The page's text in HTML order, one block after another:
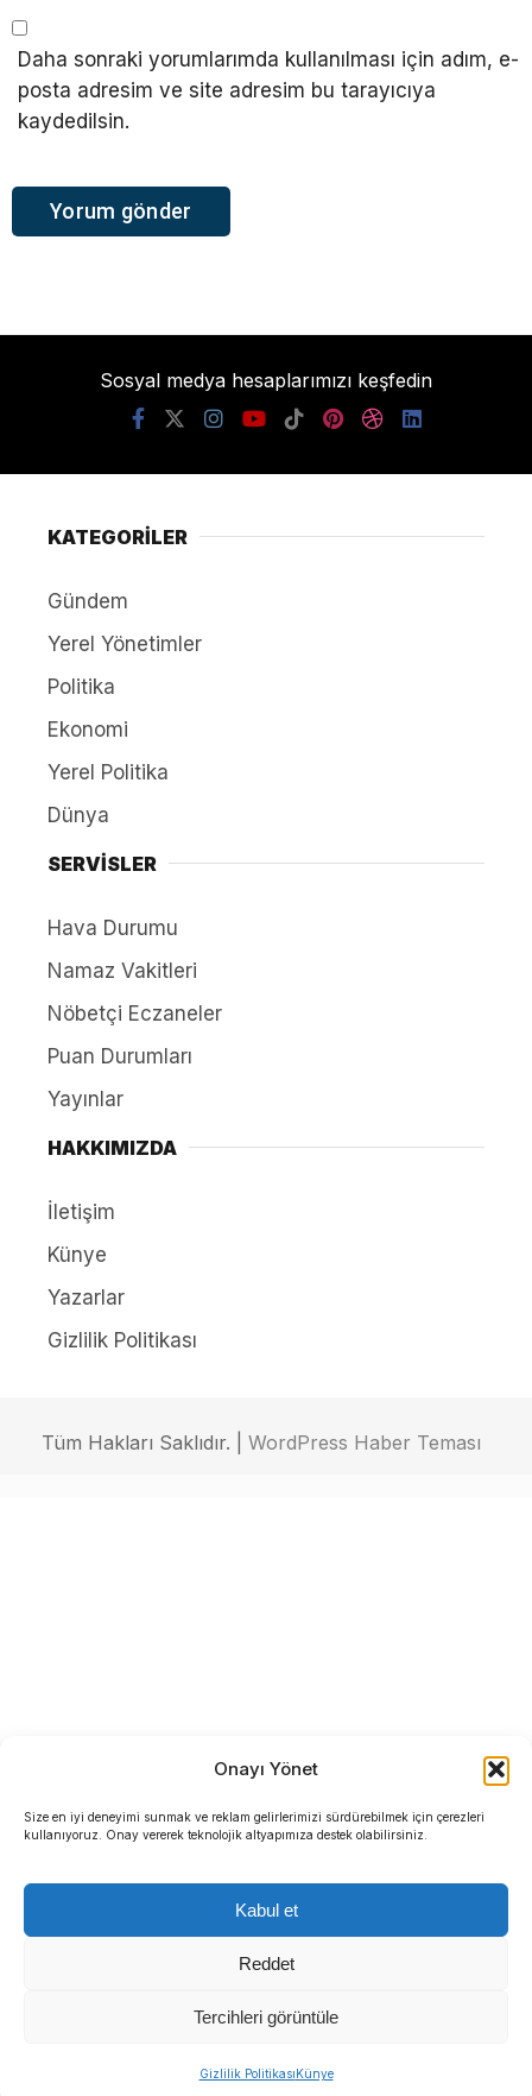
Onayı Yönet
Size en iyi deneyimi sunmak ve reklam gelirlerimizi sürdürebilmek için çerezleri
kullanıyoruz. Onay vererek teknolojik altyapımıza destek olabilirsiniz.
Kabul et
Reddet
Tercihleri görüntüle
Gizlilik PolitikasıKünye
Daha sonraki yorumlarımda kullanılması için adım, e-
posta adresim ve site adresim bu tarayıcıya
kaydedilsin.
Sosyal medya hesaplarımızı keşfedin
KATEGORİLER
Gündem
Yerel Yönetimler
Politika
Ekonomi
Yerel Politika
Dünya
SERVİSLER
Hava Durumu
Namaz Vakitleri
Nöbetçi Eczaneler
Puan Durumları
Yayınlar
HAKKIMIZDA
İletişim
Künye
Yazarlar
Gizlilik Politikası
Tüm Hakları Saklıdır. | WordPress Haber Teması